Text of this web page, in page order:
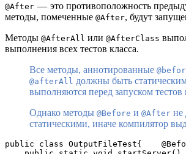
@After — это противоположность
методы, помеченные @After, будут
Методы @AfterAll или @AfterClass
выполнения всех тестов класса.
Все методы, аннотированные
@afterAll должны быть
выполняются перед запуском тестов
Однако методы @Before и @After не
статическими, иначе компилятор
public class OutputFileTest{